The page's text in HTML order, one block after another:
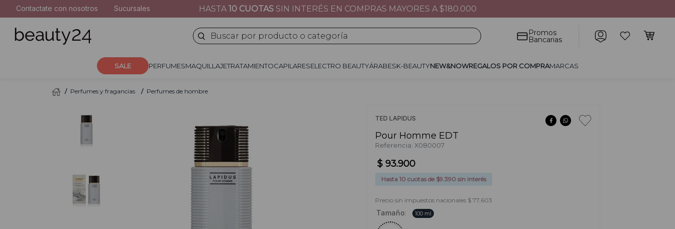
Contactate con nosotros Sucursales
MAYORES A $100.000 HASTA 10 CUOTASSIN INTERÉS EN COMPRAS MAYORES A $180.000
Buscar por producto o categoría Promos
Bancarias
SALE PERFUMESMAQUILLAJETRATAMIENTOCAPILARESELECTRO BEAUTYÁRABESK-BEAUTYNEW&NOWREGALOS POR COMPRAMARCAS
Perfumes y fragancias Perfumes de hombre
TED LAPIDUS
Pour Homme EDT
Referencia:X080007
$ 93.900
Hasta10 cuotas de $9.390 sin interés
Precio sin impuestos nacionales $ 77.603
Tamaño: 100 ml
2.
moschino
4.
cher